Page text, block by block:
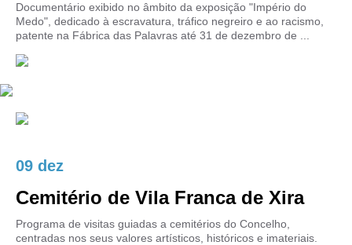
Documentário exibido no âmbito da exposição "Império do
Medo", dedicado à escravatura, tráfico negreiro e ao racismo,
patente na Fábrica das Palavras até 31 de dezembro de ...
09 dez
Cemitério de Vila Franca de Xira
Programa de visitas guiadas a cemitérios do Concelho,
centradas nos seus valores artísticos, históricos e imateriais.